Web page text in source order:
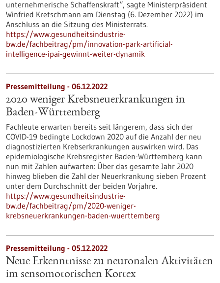
unternehmerische Schaffenskraft“, sagte Ministerpräsident
Winfried Kretschmann am Dienstag (6. Dezember 2022) im
Anschluss an die Sitzung des Ministerrats.
https://www.gesundheitsindustrie-
bw.de/fachbeitrag/pm/innovation-park-artificial-
intelligence-ipai-gewinnt-weiter-dynamik
Pressemitteilung - 06.12.2022
2020 weniger Krebsneuerkrankungen in
Baden-Württemberg
Fachleute erwarten bereits seit längerem, dass sich der
COVID-19 bedingte Lockdown 2020 auf die Anzahl der neu
diagnostizierten Krebserkrankungen auswirken wird. Das
epidemiologische Krebsregister Baden-Württemberg kann
nun mit Zahlen aufwarten: Über das gesamte Jahr 2020
hinweg blieben die Zahl der Neuerkrankung sieben Prozent
unter dem Durchschnitt der beiden Vorjahre.
https://www.gesundheitsindustrie-
bw.de/fachbeitrag/pm/2020-weniger-
krebsneuerkrankungen-baden-wuerttemberg
Pressemitteilung - 05.12.2022
Neue Erkenntnisse zu neuronalen Aktivitäten
im sensomotorischen Kortex